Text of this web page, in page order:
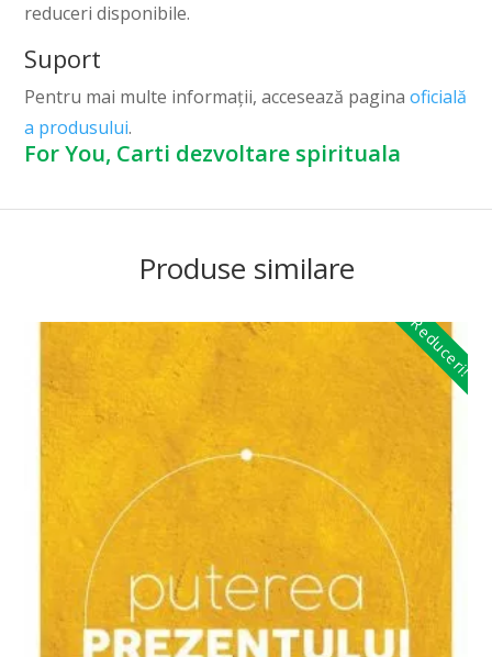
reduceri disponibile.
Suport
Pentru mai multe informații, accesează paginaoficială
a produsului.
For You, Carti dezvoltare spirituala
Produse similare
Reduceri!